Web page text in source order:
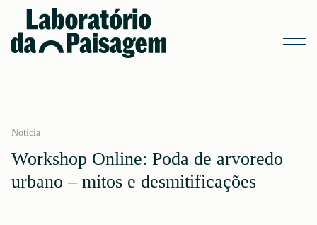
Notícia
Workshop Online: Poda de arvoredo
urbano – mitos e desmitificações